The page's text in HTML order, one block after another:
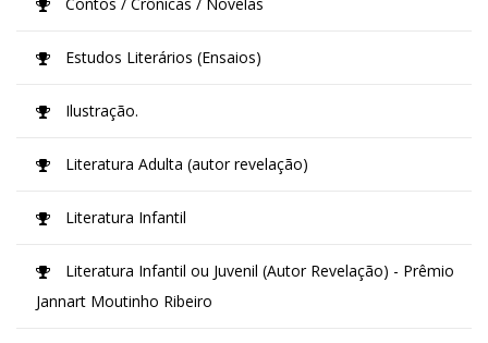
Estudos Literários (Ensaios)
Ilustração.
Literatura Adulta (autor revelação)
Literatura Infantil
Literatura Infantil ou Juvenil (Autor Revelação) - Prêmio
Jannart Moutinho Ribeiro